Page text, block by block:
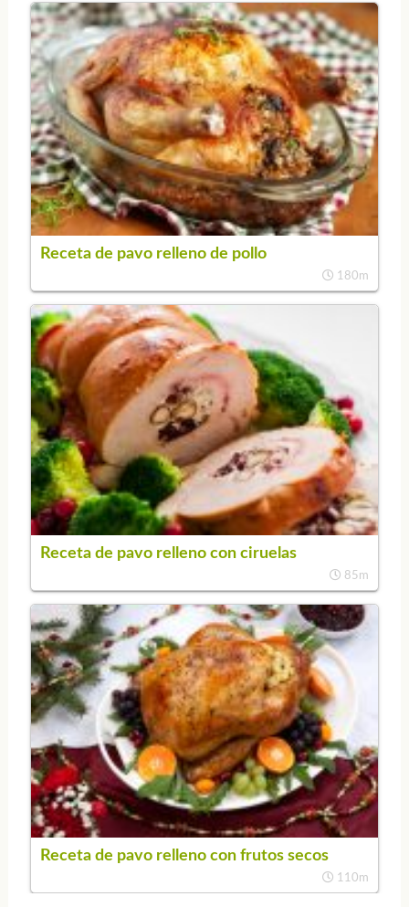
Receta de pavo relleno de pollo
180m
Receta de pavo relleno con ciruelas
85m
Receta de pavo relleno con frutos secos
110m